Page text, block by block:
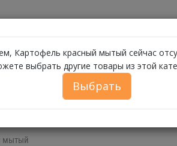
МОЛОЧНЫЕ
ПРОДУКТЫ
ПРОДУКТЫ ИКРА
мытый
Картофель красный мытый сейчас
выбрать другие товары из этой
Выбрать